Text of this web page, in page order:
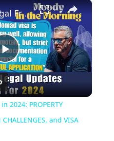
P
l
a
Exploring Legal Frontiers in 2024: PROPERTY DISPUTES, IMMIGRATION CHALLENGES, and VISA UPDATES
2024: PROPERTY
and VISA